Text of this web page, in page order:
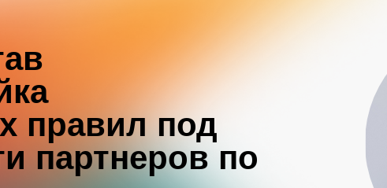
правил под
партнеров по